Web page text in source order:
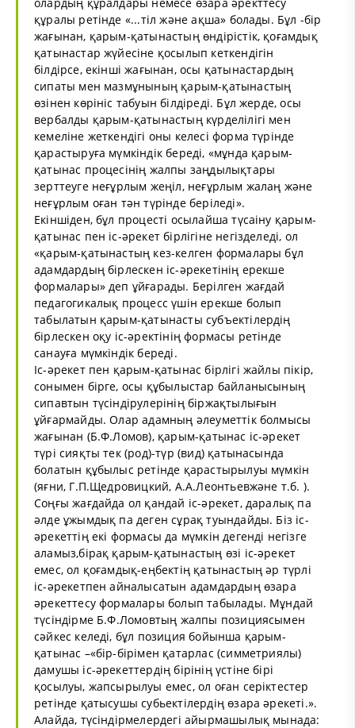
құралы ретінде «...тіл және ақша» болады. Бұл -бір
жағынан, қарым-қатынастың өндірістік, қоғамдық
қатынастар жүйесіне қосылып кеткендігін
білдірсе, екінші жағынан, осы қатынастардың
сипаты мен мазмұнының қарым-қатынастың
өзінен көрініс табуын білдіреді. Бұл жерде, осы
вербалды қарым-қатынастың күрделілігі мен
кемеліне жеткендігі оны келесі форма түрінде
қарастыруға мүмкіндік береді, «мұнда қарым-
қатынас процесінің жалпы заңдылықтары
зерттеуге неғұрлым жеңіл, неғұрлым жалаң және
неғұрлым оған тән түрінде беріледі».
Екіншіден, бұл процесті осылайша түсаіну қарым-
қатынас пен іс-әрекет бірлігіне негізделеді, ол
«қарым-қатынастың кез-келген формалары бұл
адамдардың бірлескен іс-әрекетінің ерекше
формалары» деп ұйғарады. Берілген жағдай
педагогикалық процесс үшін ерекше болып
табылатын қарым-қатынасты субъектілердің
бірлескен оқу іс-әректінің формасы ретінде
санауға мүмкіндік береді.
Іс-әрекет пен қарым-қатынас бірлігі жайлы пікір,
сонымен бірге, осы құбылыстар байланысының
сипавтын түсіндірулерінің біржақтылығын
ұйғармайды. Олар адамның әлеуметтік болмысы
жағынан (Б.Ф.Ломов), қарым-қатынас іс-әрекет
түрі сияқты тек (род)-түр (вид) қатынасында
болатын құбылыс ретінде қарастырылуы мүмкін
(яғни, Г.П.Щедровицкий, А.А.Леонтьевжәне т.б. ).
Соңғы жағдайда ол қандай іс-әрекет, даралық па
әлде ұжымдық па деген сұрақ туындайды. Біз іс-
әрекеттің екі формасы да мүмкін дегенді негізге
аламыз,бірақ қарым-қатынастың өзі іс-әрекет
емес, ол қоғамдық-еңбектің қатынастың әр түрлі
іс-әрекетпен айналысатын адамдардың өзара
әрекеттесу формалары болып табылады. Мұндай
түсіндірме Б.Ф.Ломовтың жалпы позициясымен
сәйкес келеді, бұл позиция бойынша қарым-
қатынас –«бір-бірімен қатарлас (симметриялы)
дамушы іс-әрекеттердің бірінің үстіне бірі
қосылуы, жапсырылуы емес, ол оған серіктестер
ретінде қатысушы субьектілердің өзара әрекеті.».
Алайда, түсіндірмелердегі айырмашылық мынада: